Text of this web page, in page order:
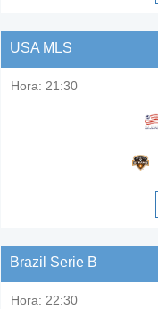
USA MLS
Hora: 21:30
Brazil Serie B
Hora: 22:30